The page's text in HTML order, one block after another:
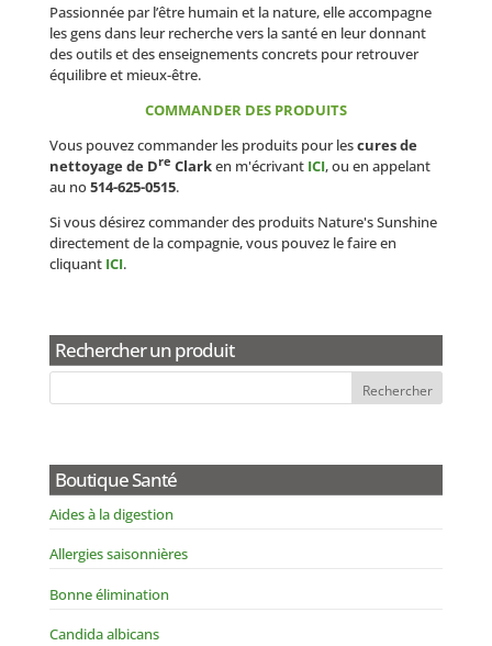
Passionnée par l’être humain et la nature, elle accompagne
les gens dans leur recherche vers la santé en leur donnant
des outils et des enseignements concrets pour retrouver
équilibre et mieux-être.
COMMANDER DES PRODUITS
Vous pouvez commander les produits pour lescures de
nettoyage de Dre Clarken m'écrivant ICI, ou en appelant
au no514-625-0515.
Si vous désirez commander des produits Nature's Sunshine
directement de la compagnie, vous pouvez le faire en
cliquant ICI.
Rechercher un produit
Boutique Santé
Aides à la digestion
Allergies saisonnières
Bonne élimination
Candida albicans